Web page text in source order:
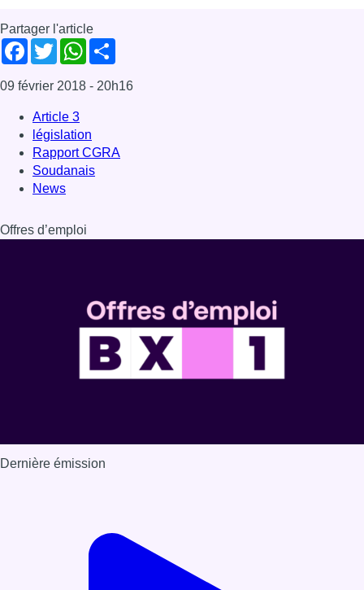
Partager l'article
Facebook
TwitterWhatsApp
09 février 2018 - 20h16
Article 3
législation
Rapport CGRA
Soudanais
News
Offres d’emploi
Dernière émission